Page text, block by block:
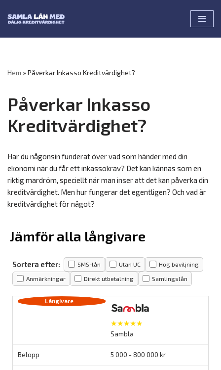
Hoppa
till
Hem »Påverkar Inkasso Kreditvärdighet?
Påverkar Inkasso
Kreditvärdighet?
Har du någonsin funderat över vad som händer med din
ekonomi när du får ett inkassokrav? Det kan kännas som en
riktig mardröm, speciellt när man inser att det kan påverka din
kreditvärdighet. Men hur fungerar det egentligen? Och vad är
kreditvärdighet för något?
Jämför alla långivare
Sortera efter: SMS-lån Utan UC Hög beviljning
Anmärkningar Direkt utbetalning Samlingslån
★★★★★
Sambla
5 000 - 800 000 kr